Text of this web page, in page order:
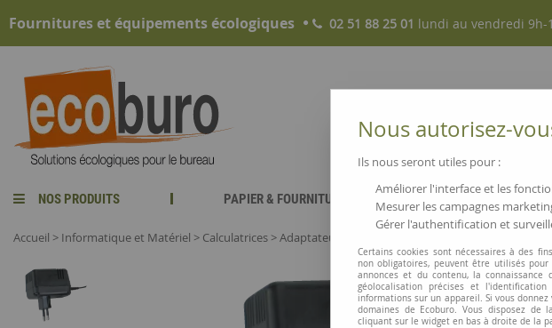
Fournitures et équipements écologiques 02 51 88 25 01 lundi au vendredi
NOS PRODUITS PAPIER & FOURNITURES NOUVEAUTÉS
Accueil > Informatique et Matériel > Calculatrices >Adaptateur secteur Casio HR150
Nous autorisez-
Ils nous seront utiles pour :
Améliorer l'interface et les
Mesurer les campagnes
Gérer l'authentification et
Certains cookies sont nécessaires à des
non obligatoires, peuvent être utilisés
annonces et du contenu, la
géolocalisation précises et
informations sur un appareil. Si vous
domaines de Ecoburo. Vous disposez
cliquant sur le widget en bas à droite de la